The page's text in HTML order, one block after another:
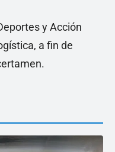
y Acción
a fin de